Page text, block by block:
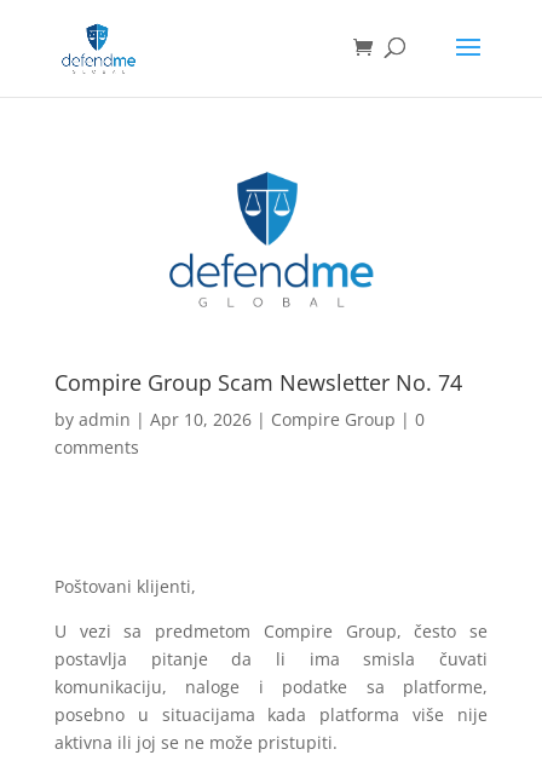
Compire Group Scam Newsletter No. 74
by admin | Apr 10, 2026| Compire Group | 0
comments
Poštovani klijenti,
U vezi sa predmetom Compire Group, često se
postavlja pitanje da li ima smisla čuvati
komunikaciju, naloge i podatke sa platforme,
posebno u situacijama kada platforma više nije
aktivna ili joj se ne može pristupiti.